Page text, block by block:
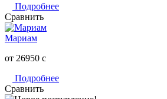
Подробнее
Сравнить
Мариам
от 26950 c
Подробнее
Сравнить